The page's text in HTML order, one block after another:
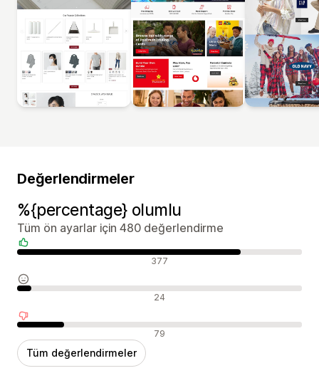
Değerlendirmeler
%{percentage} olumlu
Tüm ön ayarlar için 480 değerlendirme
Olumlu değerlendirmeler 377
Nötr değerlendirmeler 24
Olumsuz değerlendirmeler 79
Tüm değerlendirmeler